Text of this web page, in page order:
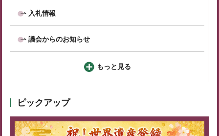
入札情報
議会からのお知らせ
もっと見る
ピックアップ